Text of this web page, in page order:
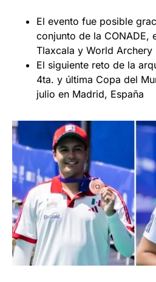
El evento fue posible
conjunto de la CONADE,
Tlaxcala y World Archery
El siguiente reto de la
4ta. y última Copa del
julio en Madrid, España